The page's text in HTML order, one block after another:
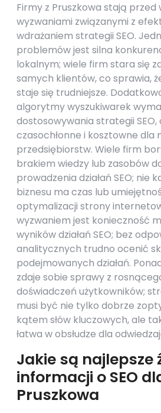
Firmy z Pruszkowa stają przed
wyzwaniami związanymi z
wdrażaniem strategii SEO.
problemów jest silna
lokalnym; wiele firm stara się
samych klientów, co sprawia,
staje się trudniejsze.
algorytmy wyszukiwarek
dostosowywania strategii
czasochłonne i kosztowne dla
przedsiębiorstw. Wiele firm
brakiem wiedzy lub zasobów
prowadzenia działań SEO; nie
biznesu ma czas lub
optymalizacji strony
wyzwaniem jest konieczność
wyników działań SEO; bez
analitycznych trudno ocenić
podejmowanych działań.
zdaje sobie sprawy z
doświadczeń użytkowników;
musi być nie tylko dobrze
kątem słów kluczowych, ale
łatwa w obsłudze dla
Jakie są najlepsze
informacji o SEO
Pruszkowa